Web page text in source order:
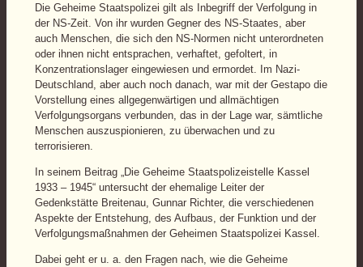
Die Geheime Staatspolizei gilt als Inbegriff der Verfolgung in
der NS-Zeit. Von ihr wurden Gegner des NS-Staates, aber
auch Menschen, die sich den NS-Normen nicht unterordneten
oder ihnen nicht entsprachen, verhaftet, gefoltert, in
Konzentrationslager eingewiesen und ermordet. Im Nazi-
Deutschland, aber auch noch danach, war mit der Gestapo die
Vorstellung eines allgegenwärtigen und allmächtigen
Verfolgungsorgans verbunden, das in der Lage war, sämtliche
Menschen auszuspionieren, zu überwachen und zu
terrorisieren.
In seinem Beitrag „Die Geheime Staatspolizeistelle Kassel
1933 – 1945“ untersucht der ehemalige Leiter der
Gedenkstätte Breitenau, Gunnar Richter, die verschiedenen
Aspekte der Entstehung, des Aufbaus, der Funktion und der
Verfolgungsmaßnahmen der Geheimen Staatspolizei Kassel.
Dabei geht er u. a. den Fragen nach, wie die Geheime